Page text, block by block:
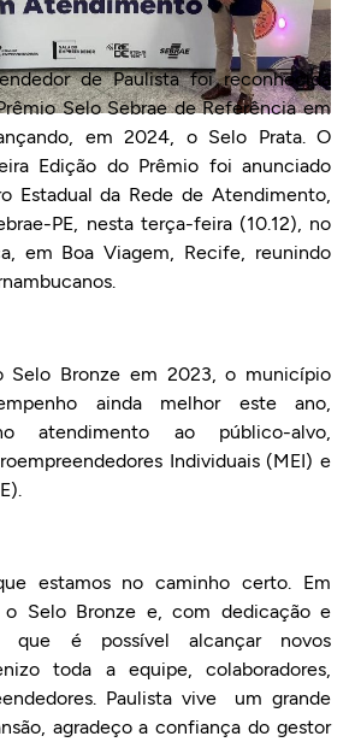
de Paulista foi reconhecida
Selo Sebrae de Referência em
em 2024, o Selo Prata. O
Edição do Prêmio foi anunciado
Estadual da Rede de Atendimento,
PE, nesta terça-feira (10.12), no
em Boa Viagem, Recife, reunindo
Selo Bronze em 2023, o município
ainda melhor este ano,
atendimento ao público-alvo,
Individuais (MEI) e
estamos no caminho certo. Em
o Selo Bronze e, com dedicação e
que é possível alcançar novos
toda a equipe, colaboradores,
Paulista vive um grande
agradeço a confiança do gestor